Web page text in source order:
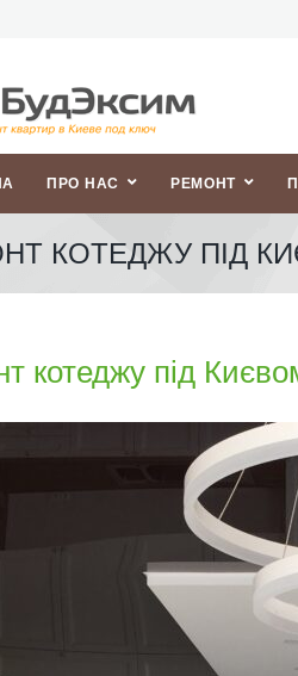
ПРО НАС РЕМОНТ
КОТЕДЖУ ПІД
котеджу під